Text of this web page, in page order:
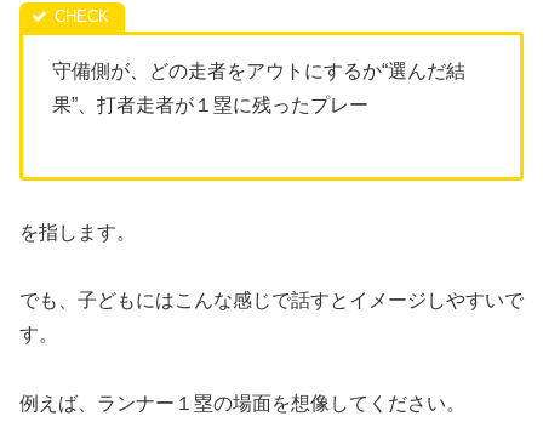
守備側が、どの走者をアウトにするか“選んだ結
果”、打者走者が１塁に残ったプレー
を指します。
でも、子どもにはこんな感じで話すとイメージしやすいで
す。
例えば、ランナー１塁の場面を想像してください。